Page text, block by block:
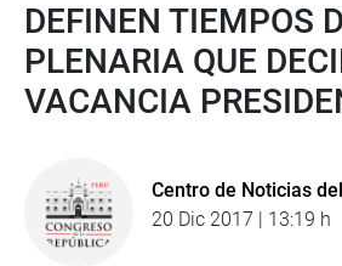
DEFINEN TIEMPOS
PLENARIA QUE
VACANCIA
Centro de Noticias
20 Dic 2017 | 13:19 h